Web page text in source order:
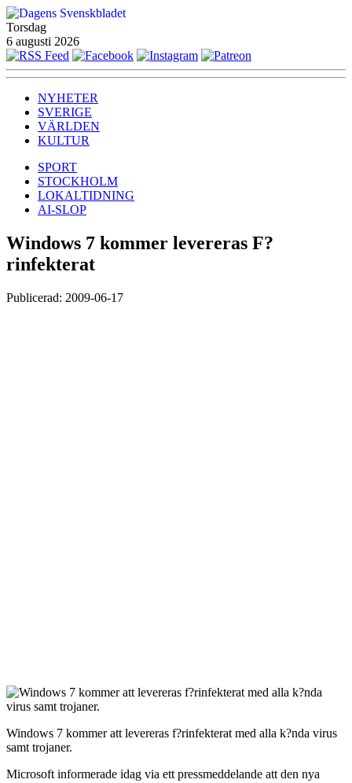
Torsdag
6 augusti 2026
NYHETER
SVERIGE
VÄRLDEN
KULTUR
SPORT
STOCKHOLM
LOKALTIDNING
AI-SLOP
Windows 7 kommer levereras F?
rinfekterat
Publicerad: 2009-06-17
Windows 7 kommer att levereras f?rinfekterat med alla k?nda virus
samt trojaner.
Microsoft informerade idag via ett pressmeddelande att den nya